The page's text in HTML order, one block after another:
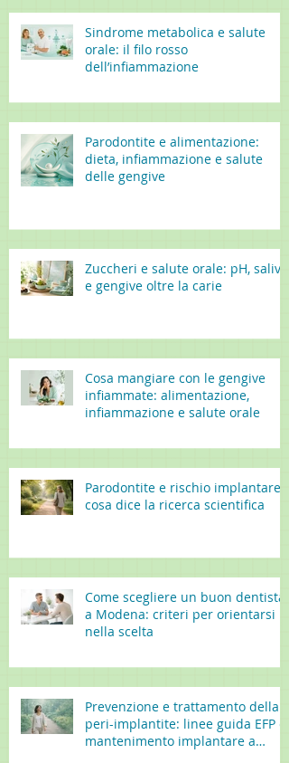
Sindrome metabolica e salute
orale: il filo rosso
dell’infiammazione
Parodontite e alimentazione:
dieta, infiammazione e salute
delle gengive
Zuccheri e salute orale: pH, saliva
e gengive oltre la carie
Cosa mangiare con le gengive
infiammate: alimentazione,
infiammazione e salute orale
Parodontite e rischio implantare:
cosa dice la ricerca scientifica
Come scegliere un buon dentista
a Modena: criteri per orientarsi
nella scelta
Prevenzione e trattamento della
peri-implantite: linee guida EFP e
mantenimento implantare a